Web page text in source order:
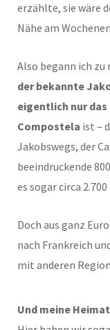
erzählte, sie wäre
Nähe am
Also begann ich zu
der bekannte
eigentlich nur
Compostela ist –
Jakobswegs, der
beeindruckende
es sogar circa 2.700
Doch aus ganz
nach Frankreich
mit anderen
Und meine